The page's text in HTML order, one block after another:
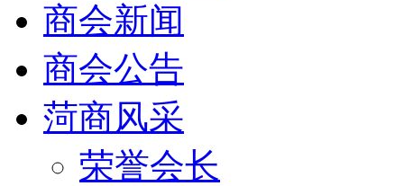
商会新闻
商会公告
菏商风采
荣誉会长